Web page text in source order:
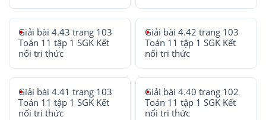
Giải bài 4.43 trang 103
Toán 11 tập 1 SGK Kết
nối tri thức
Giải bài 4.42 trang 103
Toán 11 tập 1 SGK Kết
nối tri thức
Giải bài 4.41 trang 103
Toán 11 tập 1 SGK Kết
nối tri thức
Giải bài 4.40 trang 102
Toán 11 tập 1 SGK Kết
nối tri thức